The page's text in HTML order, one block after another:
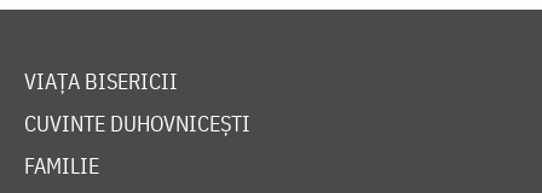
VIAȚA BISERICII
CUVINTE DUHOVNICEȘTI
FAMILIE